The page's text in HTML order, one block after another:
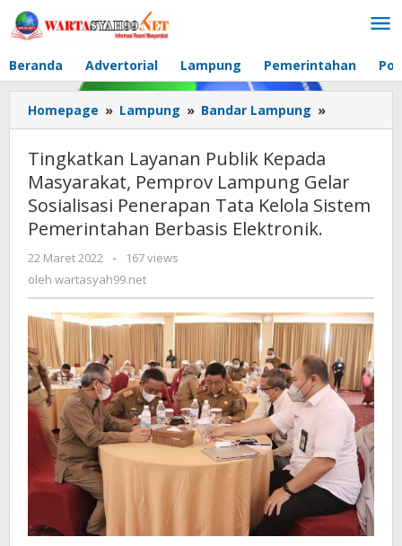
Lewati
ke
Beranda
Advertorial Lampung Pemerintahan
Homepage » Lampung » Bandar Lampung »
Layanan
Pemprov
Tata
Kelola
Sistem
Berbasis
Elektronik.
Tingkatkan Layanan Publik Kepada
Masyarakat, Pemprov Lampung Gelar
Sosialisasi Penerapan Tata Kelola Sistem
Pemerintahan Berbasis Elektronik.
22 Maret 2022
oleh
wartasyah99.net
-
167 views
oleh wartasyah99.net